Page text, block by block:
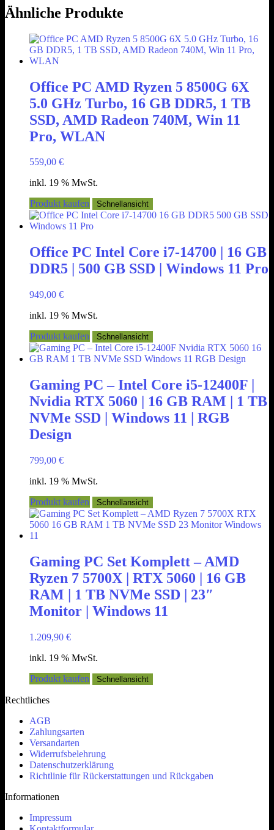
Ähnliche Produkte
Office PC AMD Ryzen 5 8500G 6X
5.0 GHz Turbo, 16 GB DDR5, 1 TB
SSD, AMD Radeon 740M, Win 11
Pro, WLAN
559,00 €
inkl. 19 % MwSt.
Produkt kaufen
Schnellansicht
Office PC Intel Core i7-14700 | 16 GB
DDR5 | 500 GB SSD | Windows 11 Pro
949,00 €
inkl. 19 % MwSt.
Produkt kaufen
Schnellansicht
Gaming PC – Intel Core i5-12400F |
Nvidia RTX 5060 | 16 GB RAM | 1 TB
NVMe SSD | Windows 11 | RGB
Design
799,00 €
inkl. 19 % MwSt.
Produkt kaufen
Schnellansicht
Gaming PC Set Komplett – AMD
Ryzen 7 5700X | RTX 5060 | 16 GB
RAM | 1 TB NVMe SSD | 23″
Monitor | Windows 11
1.209,90 €
inkl. 19 % MwSt.
Produkt kaufen
Schnellansicht
Rechtliches
AGB
Zahlungsarten
Versandarten
Widerrufsbelehrung
Datenschutzerklärung
Richtlinie für Rückerstattungen und Rückgaben
Informationen
Impressum